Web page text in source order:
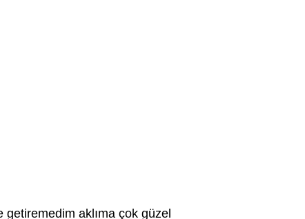
getiremedim aklıma çok güzel